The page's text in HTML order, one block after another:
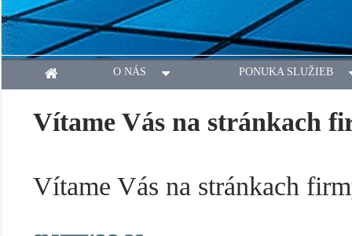
O NÁS PONUKA SLUŽIEB
Vítame Vás na stránkach
Vítame Vás na stránkach